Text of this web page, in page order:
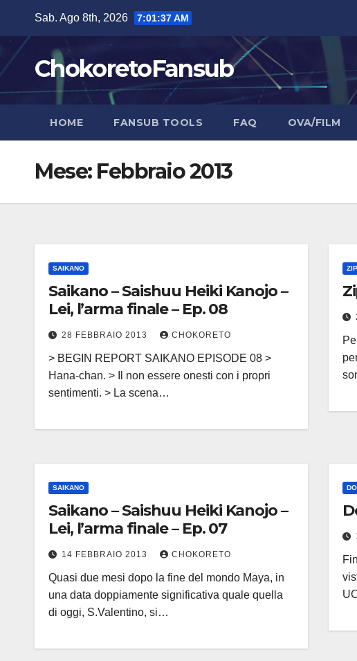
contenuto
Sab. Ago 8th, 2026 7:01:37 AM
ChokoretoFansub
HOME FANSUB TOOLS FAQ OVA/FILM
Mese: Febbraio 2013
SAIKANO
Saikano – Saishuu Heiki Kanojo –
Lei, l’arma finale – Ep. 08
28 FEBBRAIO 2013 CHOKORETO
> BEGIN REPORT SAIKANO EPISODE 08 >
Hana-chan. > Il non essere onesti con i propri
sentimenti. > La scena…
SAIKANO
Saikano – Saishuu Heiki Kanojo –
Lei, l’arma finale – Ep. 07
14 FEBBRAIO 2013 CHOKORETO
Quasi due mesi dopo la fine del mondo Maya, in
una data doppiamente significativa quale quella
di oggi, S.Valentino, si…